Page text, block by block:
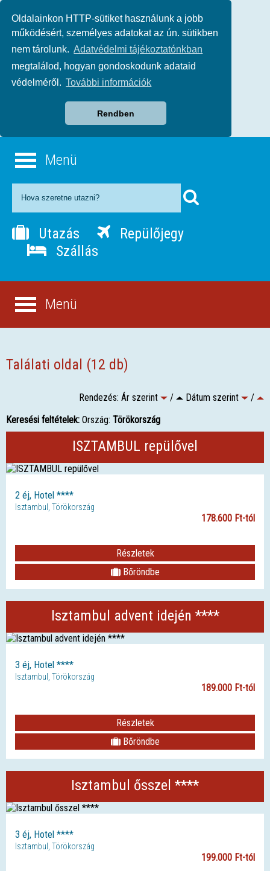
Oldalainkon HTTP-sütiket használunk a jobb
működésért, személyes adatokat az ún. sütikben
nem tárolunk. Adatvédelmi tájékoztatónkban
megtalálod, hogyan gondoskodunk adataid
védelméről. További információk
Rendben
Menü
Utazás
Repülőjegy
Szállás
Menü
Találati oldal (12 db)
Rendezés: Ár szerint / Dátum szerint
/
Keresési feltételek: Ország: Törökország
ISZTAMBUL repülővel
2 éj, Hotel ****
Isztambul, Törökország
178.600 Ft-tól
Részletek
Bőröndbe
Isztambul advent idején ****
3 éj, Hotel ****
Isztambul, Törökország
189.000 Ft-tól
Részletek
Bőröndbe
Isztambul ősszel ****
3 éj, Hotel ****
Isztambul, Törökország
199.000 Ft-tól